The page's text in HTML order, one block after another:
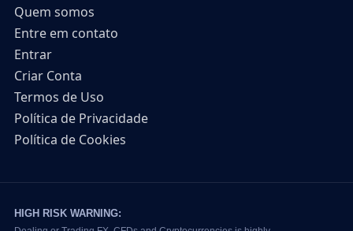
Quem somos
Entre em contato
Entrar
Criar Conta
Termos de Uso
Política de Privacidade
Política de Cookies